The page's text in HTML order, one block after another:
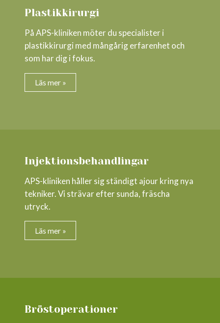
Plastikkirurgi
På APS-kliniken möter du specialister i
plastikkirurgi med mångårig erfarenhet och
som har dig i fokus.
Läs mer »
Injektionsbehandlingar
APS-kliniken håller sig ständigt ajour kring nya
tekniker. Vi strävar efter sunda, fräscha
utryck.
Läs mer »
Bröstoperationer